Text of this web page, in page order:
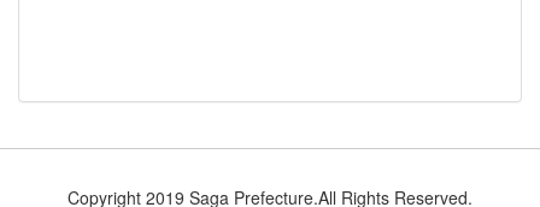
Copyright 2019 Saga Prefecture.All Rights Reserved.